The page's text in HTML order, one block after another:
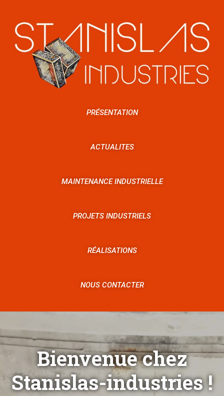
PRÉSENTATION
ACTUALITES
MAINTENANCE INDUSTRIELLE
PROJETS INDUSTRIELS
RÉALISATIONS
NOUS CONTACTER
Bienvenue chez
Stanislas-industries !